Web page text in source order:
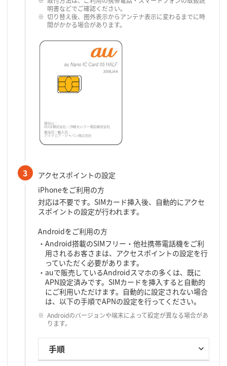
明書などでご確認ください。
切り替え後、圏外表示からアンテナ表示に変わるまでに時
間がかかる場合があります。
3
アクセスポイントの設定
iPhoneをご利用の方
対応は不要です。SIMカード挿入後、自動的にアクセ
スポイントの設定が行われます。
Androidをご利用の方
Android搭載のSIMフリー・他社携帯電話機をご利
用されるお客さまは、アクセスポイントの設定を行
っていただく必要があります。
auで販売しているAndroidスマホの多くは、既に
APN設定済みです。SIMカードを挿入すると自動的
にご利用いただけます。自動的に設定されない場合
は、以下の手順でAPNの設定を行ってください。
Androidのバージョンや端末によって設定が異なる場合があ
ります。
手順